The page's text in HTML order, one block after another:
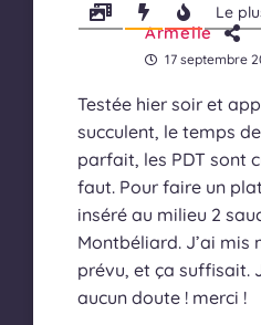
Le
Armelle
17 septembre
Testée hier soir et
succulent, le temps
parfait, les PDT sont
faut. Pour faire un
inséré au milieu 2
Montbéliard. J’ai mis
prévu, et ça suffisait.
aucun doute ! merci !